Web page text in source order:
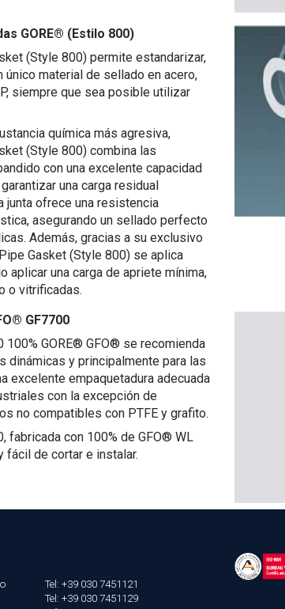
GORE® (Estilo 800)
(Style 800) permite estandarizar,
único material de sellado en acero,
siempre que sea posible utilizar
química más agresiva,
(Style 800) combina las
con una excelente capacidad
una carga residual
junta ofrece una resistencia
asegurando un sellado perfecto
Además, gracias a su exclusivo
Gasket (Style 800) se aplica
aplicar una carga de apriete mínima,
o vitrificadas.
GF7700
100% GORE® GFO® se recomienda
dinámicas y principalmente para las
excelente empaquetadura adecuada
con la excepción de
no compatibles con PTFE y grafito.
fabricada con 100% de GFO® WL
fácil de cortar e instalar.
Tel: +39 030 7451121
Tel: +39 030 7451129